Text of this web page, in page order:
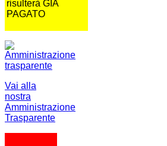
risulterà GIA
PAGATO
Vai alla
nostra
Amministrazione
Trasparente